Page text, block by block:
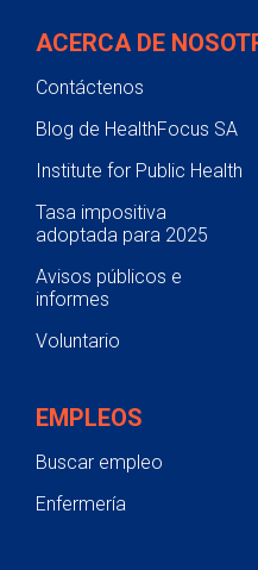
ACERCA DE
Contáctenos
Blog de HealthFocus SA
Institute for Public Health
Tasa impositiva
adoptada para 2025
Avisos públicos e
informes
Voluntario
EMPLEOS
Buscar empleo
Enfermería